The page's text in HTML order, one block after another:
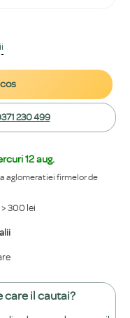
12 aug.
aglomeratiei firmelor de
300 lei
230 499
care il cautai?